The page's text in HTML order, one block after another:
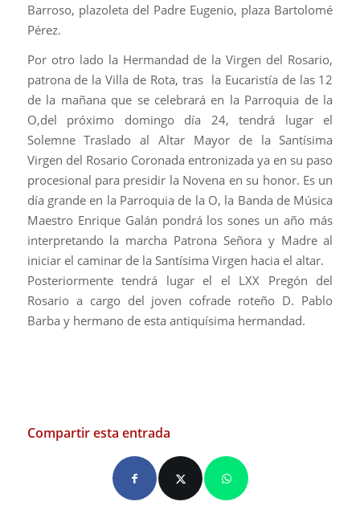
Barroso, plazoleta del Padre Eugenio, plaza Bartolomé
Pérez.
Por otro lado la Hermandad de la Virgen del Rosario,
patrona de la Villa de Rota, tras la Eucaristía de las 12
de la mañana que se celebrará en la Parroquia de la
O,del próximo domingo día 24, tendrá lugar el
Solemne Traslado al Altar Mayor de la Santísima
Virgen del Rosario Coronada entronizada ya en su paso
procesional para presidir la Novena en su honor. Es un
día grande en la Parroquia de la O, la Banda de Música
Maestro Enrique Galán pondrá los sones un año más
interpretando la marcha Patrona Señora y Madre al
iniciar el caminar de la Santísima Virgen hacia el altar.
Posteriormente tendrá lugar el el LXX Pregón del
Rosario a cargo del joven cofrade roteño D. Pablo
Barba y hermano de esta antiquísima hermandad.
Compartir esta entrada